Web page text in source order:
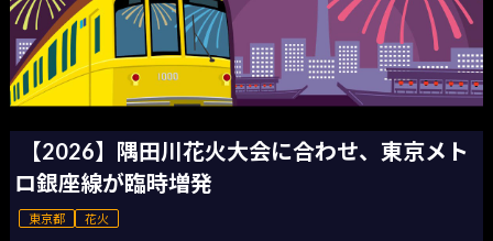
【2026】隅田川花火大会に合わせ、東京メト
ロ銀座線が臨時増発
東京都 花火